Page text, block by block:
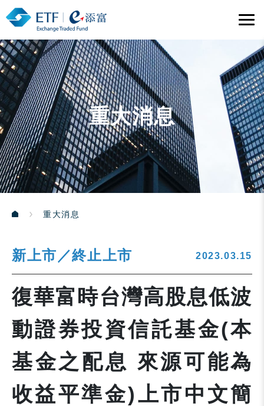
重大消息
重大消息
新上市／終止上市 2023.03.15
復華富時台灣高股息低波
動證券投資信託基金(本
基金之配息 來源可能為
收益平準金)上市中文簡